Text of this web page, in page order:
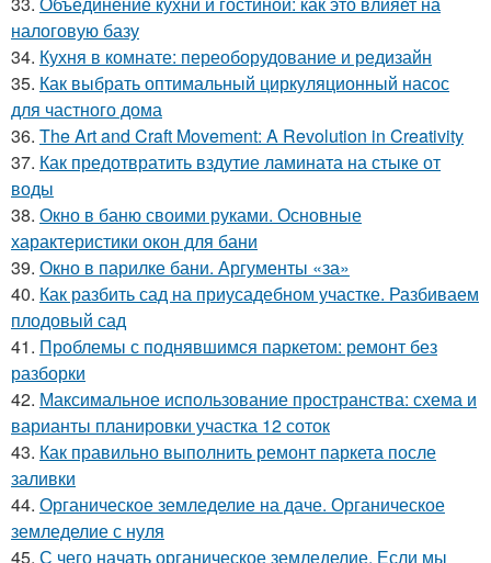
налоговую базу
34. Кухня в комнате: переоборудование и редизайн
35. Как выбрать оптимальный циркуляционный насос
для частного дома
36. The Art and Craft Movement: A Revolution in Creativity
37. Как предотвратить вздутие ламината на стыке от
воды
38. Окно в баню своими руками. Основные
характеристики окон для бани
39. Окно в парилке бани. Аргументы «за»
40. Как разбить сад на приусадебном участке. Разбиваем
плодовый сад
41. Проблемы с поднявшимся паркетом: ремонт без
разборки
42. Максимальное использование пространства: схема и
варианты планировки участка 12 соток
43. Как правильно выполнить ремонт паркета после
заливки
44. Органическое земледелие на даче. Органическое
земледелие с нуля
45. С чего начать органическое земледелие. Если мы